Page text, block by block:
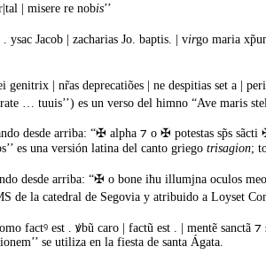
| misere re nobis’’
Jacob | zacharias Jo. baptis. | virgo maria
genitrix | nr̃as deprecatiões | ne despitias set a |
… tuuis’’) es un verso del himno “Ave maris
desde arriba: “✠ alpha ⁊ o ✠ potestas sp̃s
es una versión latina del canto griego trisagion;
desde arriba: “✠ o bone iħu illumjna oculos
de la catedral de Segovia y atribuido a Loyset
factꝰ est . ꝟbũ caro | factũ est . | mentẽ sanctã
se utiliza en la fiesta de santa Ágata.